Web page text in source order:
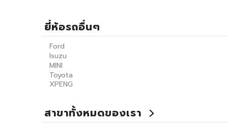
ยี่ห้อรถอื่นๆ
Ford
Isuzu
MINI
Toyota
XPENG
สาขาทั้งหมดของเรา